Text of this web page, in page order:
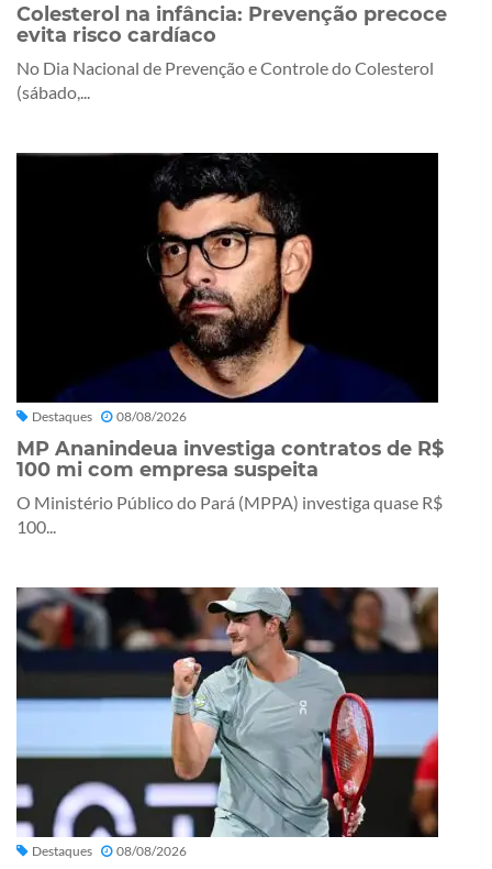
Colesterol na infância: Prevenção precoce
evita risco cardíaco
No Dia Nacional de Prevenção e Controle do Colesterol
(sábado,...
Destaques 08/08/2026
MP Ananindeua investiga contratos de R$
100 mi com empresa suspeita
O Ministério Público do Pará (MPPA) investiga quase R$
100...
Destaques 08/08/2026